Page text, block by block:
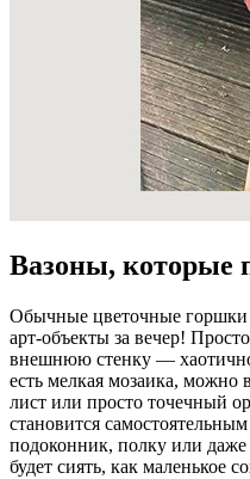
Вазоны, которые
Обычные цветочные
арт-объекты за вечер!
внешнюю стенку —
есть мелкая мозаика,
лист или просто точечный
становится
подоконник, полку или
будет сиять, как маленькое